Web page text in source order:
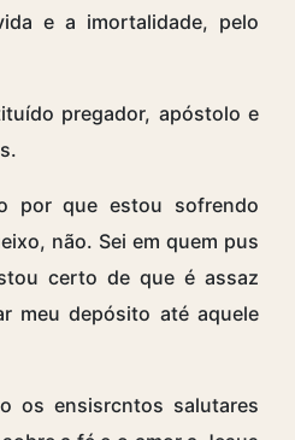
e a imortalidade, pelo
pregador, apóstolo e
por que estou sofrendo
não. Sei em quem pus
certo de que é assaz
meu depósito até aquele
os ensisrcntos salutares